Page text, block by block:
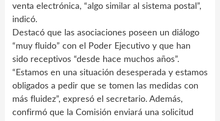
venta electrónica, “algo similar al sistema postal”,
indicó.
Destacó que las asociaciones poseen un diálogo
“muy fluido” con el Poder Ejecutivo y que han
sido receptivos “desde hace muchos años”.
“Estamos en una situación desesperada y estamos
obligados a pedir que se tomen las medidas con
más fluidez”, expresó el secretario. Además,
confirmó que la Comisión enviará una solicitud